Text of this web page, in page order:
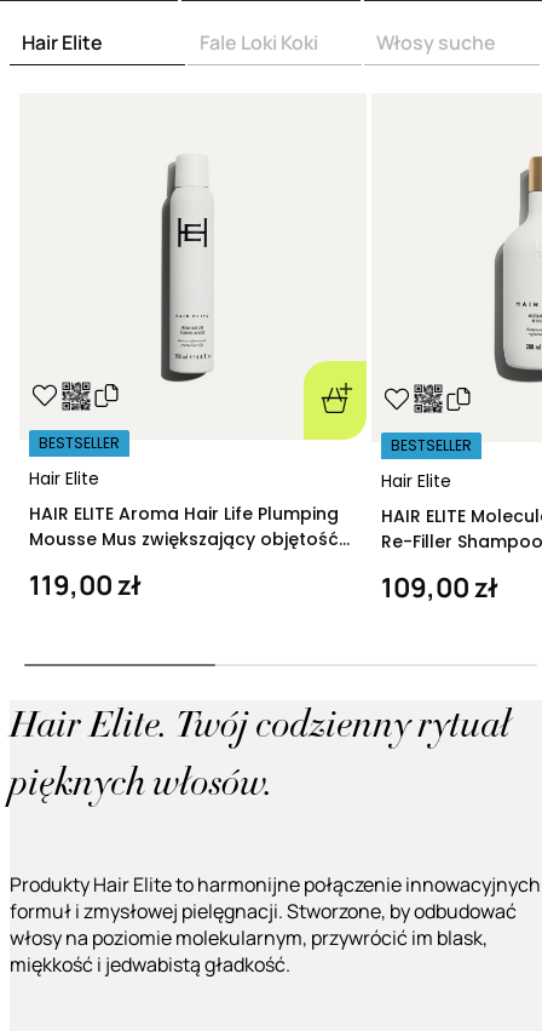
Hair Elite Fale Loki Koki Włosy suche
Hair Elite
BESTSELLER
HAIR ELITE Aroma Hair Life Plumping
Mousse Mus zwiększający objętość
119,00 zł
Hair Elite
BESTSELLER
HAIR ELITE
Re-Filler
109,00 zł
Hair Elite. Twój codzienny rytuał
pięknych włosów.
Produkty Hair Elite to harmonijne połączenie innowacyjnych
formuł i zmysłowej pielęgnacji. Stworzone, by odbudować
włosy na poziomie molekularnym, przywrócić im blask,
miękkość i jedwabistą gładkość.